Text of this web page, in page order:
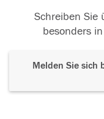
Schreiben Sie
besonders
Melden Sie sich